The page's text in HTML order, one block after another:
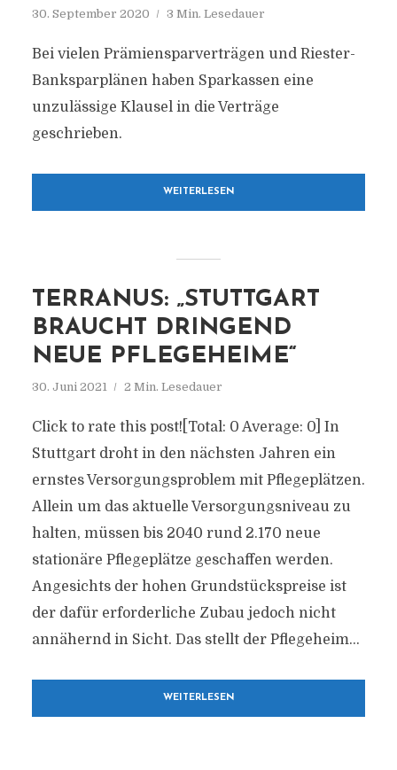
30. September 2020 3 Min. Lesedauer
Bei vielen Prämiensparverträgen und Riester-
Banksparplänen haben Sparkassen eine
unzulässige Klausel in die Verträge
geschrieben.
WEITERLESEN
TERRANUS: „STUTTGART
BRAUCHT DRINGEND
NEUE PFLEGEHEIME“
30. Juni 2021 2 Min. Lesedauer
Click to rate this post![Total: 0 Average: 0] In
Stuttgart droht in den nächsten Jahren ein
ernstes Versorgungsproblem mit Pflegeplätzen.
Allein um das aktuelle Versorgungsniveau zu
halten, müssen bis 2040 rund 2.170 neue
stationäre Pflegeplätze geschaffen werden.
Angesichts der hohen Grundstückspreise ist
der dafür erforderliche Zubau jedoch nicht
annähernd in Sicht. Das stellt der Pflegeheim...
WEITERLESEN